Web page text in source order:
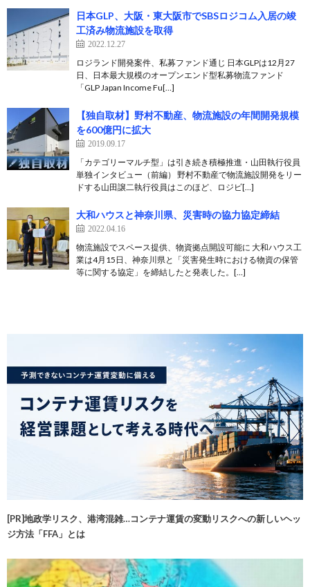
日本GLP、大阪・東大阪市でSBSロジコム入居の竣
工済み物流施設を取得
2022.12.27
ロジランド開発案件、私募ファンド通じ 日本GLPは12月27
日、日本最大規模のオープンエンド型私募物流ファンド
「GLP Japan Income Fu[…]
【独自取材】野村不動産、物流施設の年間開発規模
を600億円に拡大
2019.09.17
「カテゴリーマルチ型」は引き続き積極推進・山田執行役員
単独インタビュー（前編） 野村不動産で物流施設開発をリー
ドする山田譲二執行役員はこのほど、ロジビ[…]
大和ハウスと神奈川県、災害時の協力協定締結
2022.04.16
物流施設でスペース提供、物資拠点開設可能に 大和ハウス工
業は4月15日、神奈川県と「災害発生時における物資の保管
等に関する協定」を締結したと発表した。[…]
[PR]地政学リスク、港湾混雑…コンテナ運賃の変動リスクへの新しいヘッ
ジ方法「FFA」とは